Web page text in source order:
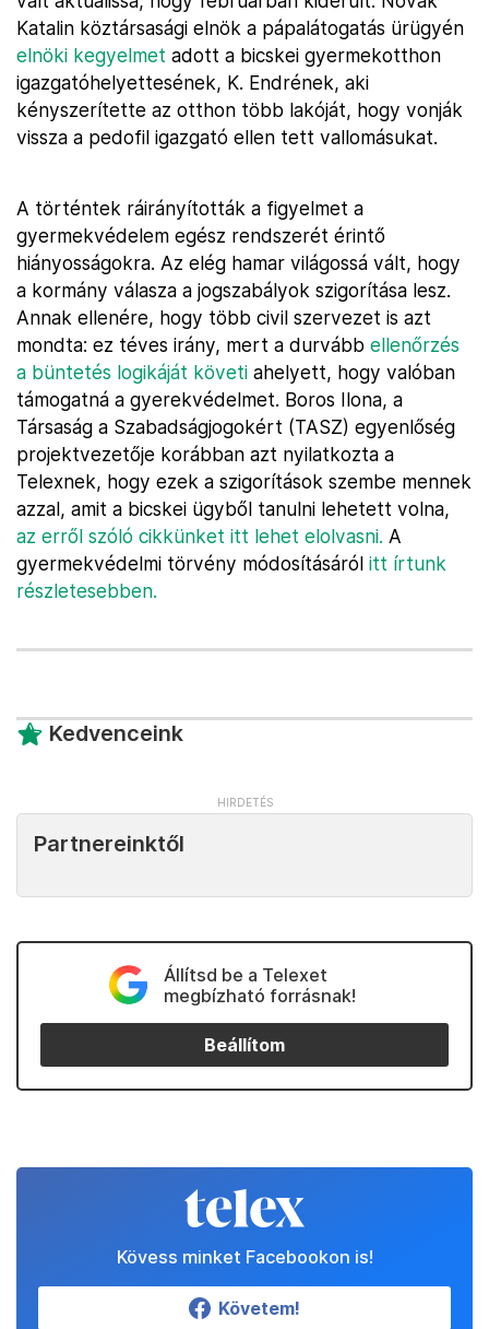
Katalin köztársasági elnök a pápalátogatás ürügyén
elnöki kegyelmet adott a bicskei gyermekotthon
igazgatóhelyettesének, K. Endrének, aki
kényszerítette az otthon több lakóját, hogy vonják
vissza a pedofil igazgató ellen tett vallomásukat.
A történtek ráirányították a figyelmet a
gyermekvédelem egész rendszerét érintő
hiányosságokra. Az elég hamar világossá vált, hogy
a kormány válasza a jogszabályok szigorítása lesz.
Annak ellenére, hogy több civil szervezet is azt
mondta: ez téves irány, mert a durvább ellenőrzés
a büntetés logikáját követi ahelyett, hogy valóban
támogatná a gyerekvédelmet. Boros Ilona, a
Társaság a Szabadságjogokért (TASZ) egyenlőség
projektvezetője korábban azt nyilatkozta a
Telexnek, hogy ezek a szigorítások szembe mennek
azzal, amit a bicskei ügyből tanulni lehetett volna,
az erről szóló cikkünket itt lehet elolvasni. A
gyermekvédelmi törvény módosításáról itt írtunk
részletesebben.
Kedvenceink
Partnereinktől
Állítsd be a Telexet
megbízható forrásnak!
Beállítom
Kövess minket Facebookon is!
Követem!